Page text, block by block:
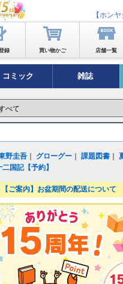
【ホン
録 買い物かご 店舗一覧
コミック 雑誌
野圭吾 グローグー ｜課題図書 ｜
二国記【予約】
【ご案内】お盆期間の配送について